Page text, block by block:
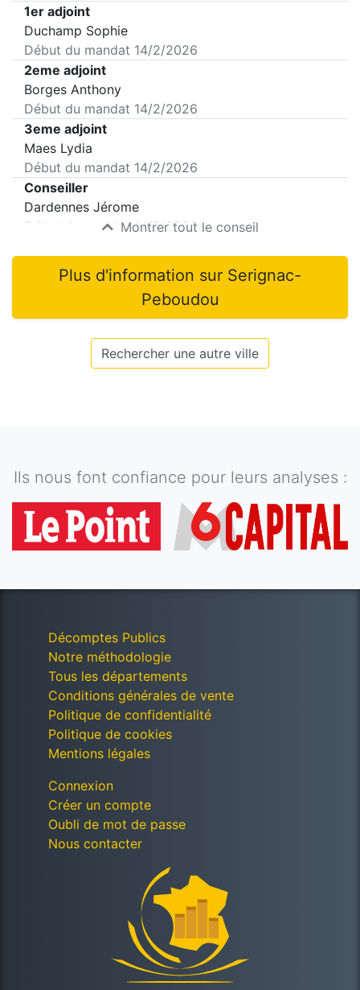
1er adjoint
Duchamp Sophie
Début du mandat 14/2/2026
2eme adjoint
Borges Anthony
Début du mandat 14/2/2026
3eme adjoint
Maes Lydia
Début du mandat 14/2/2026
Conseiller
Dardennes Jérome
Début du mandat14/2/2026
Montrer tout le conseil
Plus d'information sur Serignac-
Peboudou
Rechercher une autre ville
Ils nous font confiance pour leurs analyses :
Décomptes Publics
Notre méthodologie
Tous les départements
Conditions générales de vente
Politique de confidentialité
Politique de cookies
Mentions légales
Connexion
Créer un compte
Oubli de mot de passe
Nous contacter